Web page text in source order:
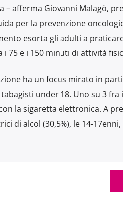
afferma Giovanni Malagò,
per la prevenzione
esorta gli adulti a
75 e i 150 minuti di attività
ha un focus mirato in
under 18. Uno su 3 fra
la sigaretta elettronica. A
di alcol (30,5%), le 14-